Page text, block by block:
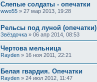
Слепые солдаты - опечатки
wwo55 » 27 мар 2013, 19:28
Рельсы под луной (опечатки)
Звёздочка » 06 апр 2014, 08:53
Чертова мельница
Rayden » 16 ноя 2011, 22:21
Белая гвардия. Опечатки
Rayden » 24 июл 2012, 11:47